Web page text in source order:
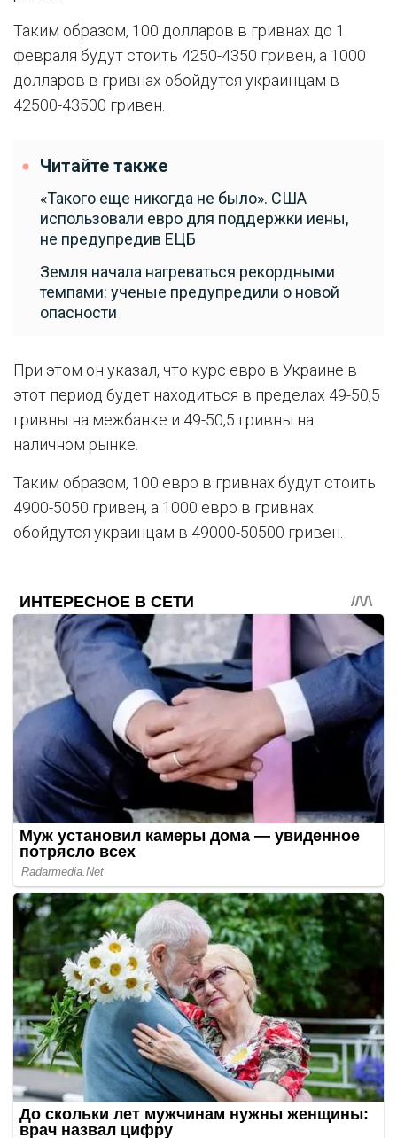
Таким образом, 100 долларов в гривнах до 1
февраля будут стоить 4250-4350 гривен, а 1000
долларов в гривнах обойдутся украинцам в
42500-43500 гривен.
Читайте также
«Такого еще никогда не было». США
использовали евро для поддержки иены,
не предупредив ЕЦБ
Земля начала нагреваться рекордными
темпами: ученые предупредили о новой
опасности
При этом он указал, что курс евро в Украине в
этот период будет находиться в пределах 49-50,5
гривны на межбанке и 49-50,5 гривны на
наличном рынке.
Таким образом, 100 евро в гривнах будут стоить
4900-5050 гривен, а 1000 евро в гривнах
обойдутся украинцам в 49000-50500 гривен.